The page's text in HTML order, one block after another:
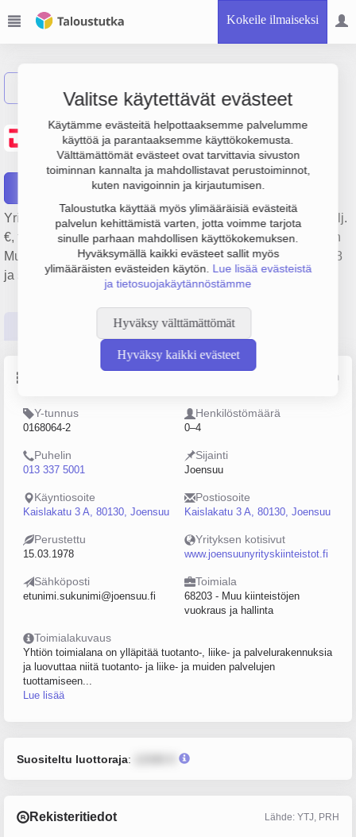
Kokeile ilmaiseksi
Valitse käytettävät evästeet
Käytämme evästeitä helpottaaksemme palvelumme
käyttöä ja parantaaksemme käyttökokemusta.
Välttämättömät evästeet ovat tarvittavia sivuston
toiminnan kannalta ja mahdollistavat perustoiminnot,
kuten navigoinnin ja kirjautumisen.
Taloustutka käyttää myös ylimääräisiä evästeitä
palvelun kehittämistä varten, jotta voimme tarjota
sinulle parhaan mahdollisen käyttökokemuksen.
Hyväksymällä kaikki evästeet sallit myös
ylimääräisten evästeiden käytön. Lue lisää evästeistä
ja tietosuojakäytännöstämme
Hyväksy välttämättömät
Hyväksy kaikki evästeet
Joensuun Yrityskiinteistöt
Oy
Yrityksen Joensuun Yrityskiinteistöt Oy liikevaihto on 3.9 milj.
€, tulos 835 000 € ja henkilöstömäärä 3. Sen päätoimiala on
Muu kiinteistöjen vuokraus ja hallinta, perustamisvuosi 1978
ja sijainti Joensuu. Yrityksen yhtiömuoto Osakeyhtiö (OY).
Tilinpäätösluvut Päättäjätiedot
Lähde: YTJ, PRH, Traficom
Y-tunnus
0168064-2
Henkilöstömäärä
0–4
Puhelin
013 337 5001
Sijainti
Joensuu
Käyntiosoite
Kaislakatu 3 A, 80130, Joensuu
Postiosoite
Kaislakatu 3 A, 80130, Joensuu
Perustettu
15.03.1978
Yrityksen kotisivut
www.joensuunyrityskiinteistot.fi
Sähköposti
etunimi.sukunimi@joensuu.fi
Toimiala
68203 - Muu kiinteistöjen
vuokraus ja hallinta
Toimialakuvaus
Yhtiön toimialana on ylläpitää tuotanto-, liike- ja palvelurakennuksia
ja luovuttaa niitä tuotanto- ja liike- ja muiden palvelujen
tuottamiseen...
Lue lisää
Suositeltu luottoraja:
Rekisteritiedot Lähde: YTJ, PRH